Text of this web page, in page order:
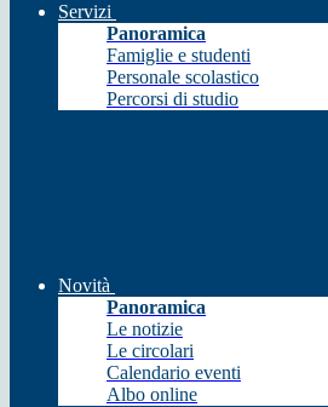
Servizi
Panoramica
Famiglie e studenti
Personale scolastico
Percorsi di studio
Novità
Panoramica
Le notizie
Le circolari
Calendario eventi
Albo online